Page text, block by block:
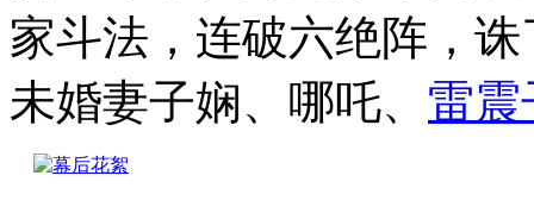
家斗法，连破六绝阵，
未婚妻子娴、哪吒、 雷震